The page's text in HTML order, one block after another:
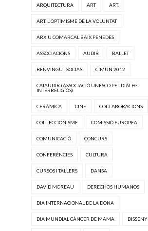
ARQUITECTURA ART ART.
ART. L'OPTIMISME DE LA VOLUNTAT
ARXIU COMARCAL BAIX PENEDÈS
ASSOCIACIONS AUDIR BALLET
BENVINGUT SOCIAS C'MUN 2012
CATAUDIR (ASSOCIACIÓ UNESCO PEL DIÀLEG
INTERRELIGIÓS)
CERÀMICA CINE COL·LABORACIONS
COL·LECCIONISME COMISSIÓ EUROPEA
COMUNICACIÓ CONCURS
CONFERÈNCIES CULTURA
CURSOS I TALLERS DANSA
DAVID MOREAU DERECHOS HUMANOS
DIA INTERNACIONAL DE LA DONA
DIA MUNDIAL CÀNCER DE MAMA DISSENY